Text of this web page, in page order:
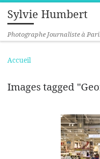
Passer au contenu
Sylvie Humbert
Photographe Journaliste à
Accueil
Images tagged